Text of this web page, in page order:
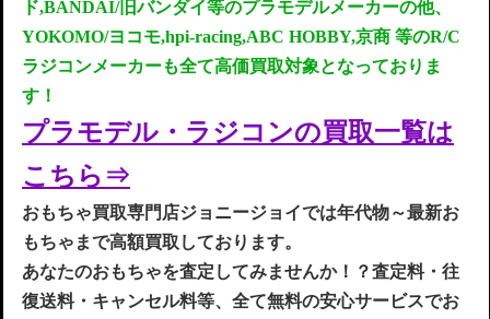
ド,BANDAI/旧バンダイ等のプラモデルメーカーの他、
YOKOMO/ヨコモ,hpi‐racing,ABC HOBBY,京商 等のR/C
ラジコンメーカーも全て高価買取対象となっておりま
す！
プラモデル・ラジコンの買取一覧は
こち ら ⇒
おもちゃ買取専門店ジョニージョイでは年代物～最新お
もちゃまで高額買取しております。
あなたのおもちゃを査定してみませんか！？査定料・往
復送料・キャンセル料等、全て無料の安心サービスでお